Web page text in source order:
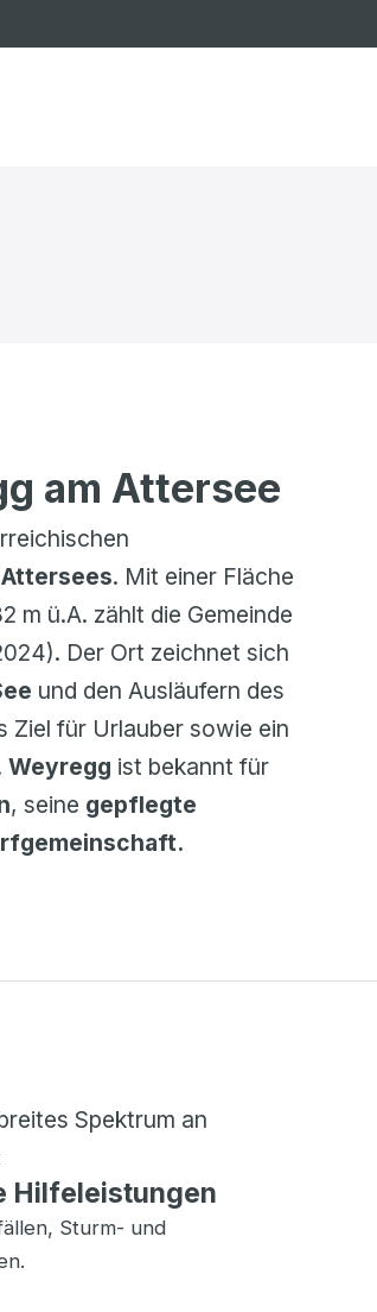
am Attersee
Attersees. Mit einer Fläche
m ü.A. zählt die Gemeinde
Der Ort zeichnet sich
und den Ausläufern des
Ziel für Urlauber sowie ein
Weyregg ist bekannt für
, seine gepflegte
Spektrum an
Hilfeleistungen
Sturm- und